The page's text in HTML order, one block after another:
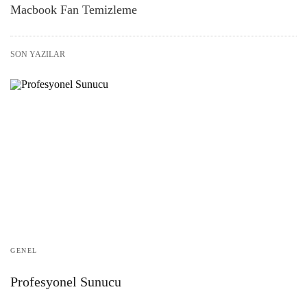
Macbook Fan Temizleme
SON YAZILAR
GENEL
Profesyonel Sunucu